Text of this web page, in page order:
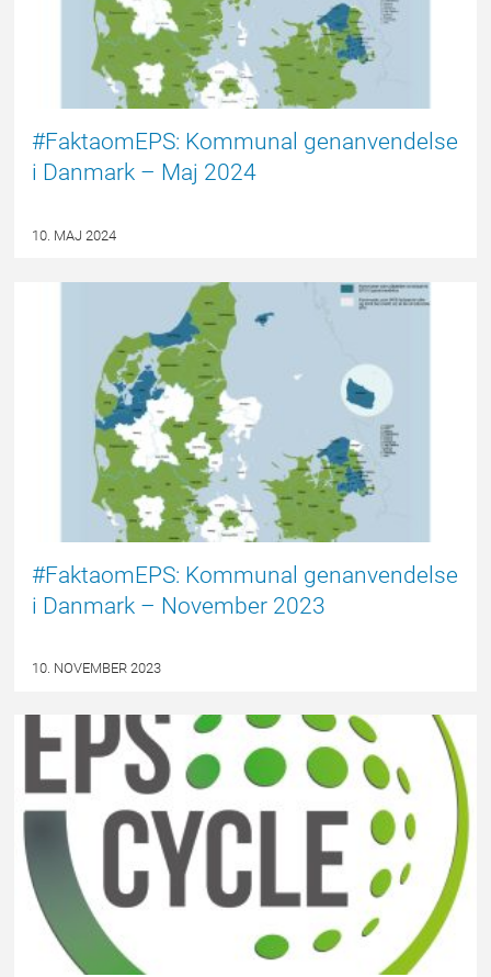
#FaktaomEPS: Kommunal genanvendelse
i Danmark – Maj 2024
10. MAJ 2024
#FaktaomEPS: Kommunal genanvendelse
i Danmark – November 2023
10. NOVEMBER 2023
EPSBLOGGEN
DEBAT